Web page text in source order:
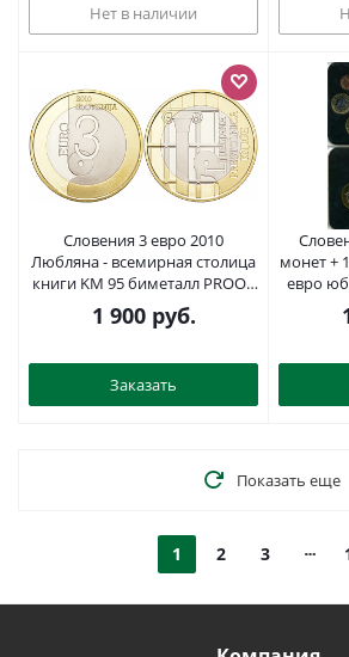
Нет в наличии
Словения 3 евро 2010
Любляна - всемирная столица
книги KM 95 биметалл PROOF
M4-21
1 900руб.
Заказать
монет +
евро
Показать еще
1 2 3